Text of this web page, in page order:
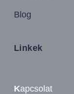
Blog
Linkek
Kapcsolat